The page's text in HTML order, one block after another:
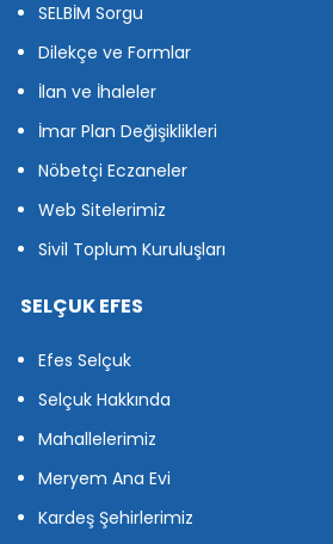
SELBİM Sorgu
Dilekçe ve Formlar
İlan ve İhaleler
İmar Plan Değişiklikleri
Nöbetçi Eczaneler
Web Sitelerimiz
Sivil Toplum Kuruluşları
SELÇUK EFES
Efes Selçuk
Selçuk Hakkında
Mahallelerimiz
Meryem Ana Evi
Kardeş Şehirlerimiz